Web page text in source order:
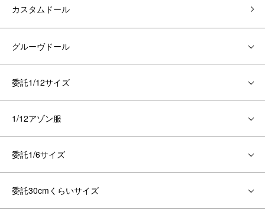
カスタムドール
グルーヴドール
委託1/12サイズ
1/12アゾン服
委託1/6サイズ
委託30cmくらいサイズ